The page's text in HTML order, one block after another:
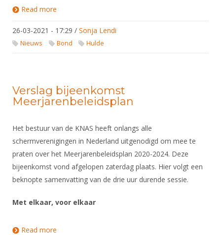
Read more
26-03-2021 - 17:29 / Sonja Lendi
Nieuws Bond Hulde
Verslag bijeenkomst
Meerjarenbeleidsplan
Het bestuur van de KNAS heeft onlangs alle
schermverenigingen in Nederland uitgenodigd om mee te
praten over het Meerjarenbeleidsplan 2020-2024. Deze
bijeenkomst vond afgelopen zaterdag plaats. Hier volgt een
beknopte samenvatting van de drie uur durende sessie.
Met elkaar, voor elkaar
Read more